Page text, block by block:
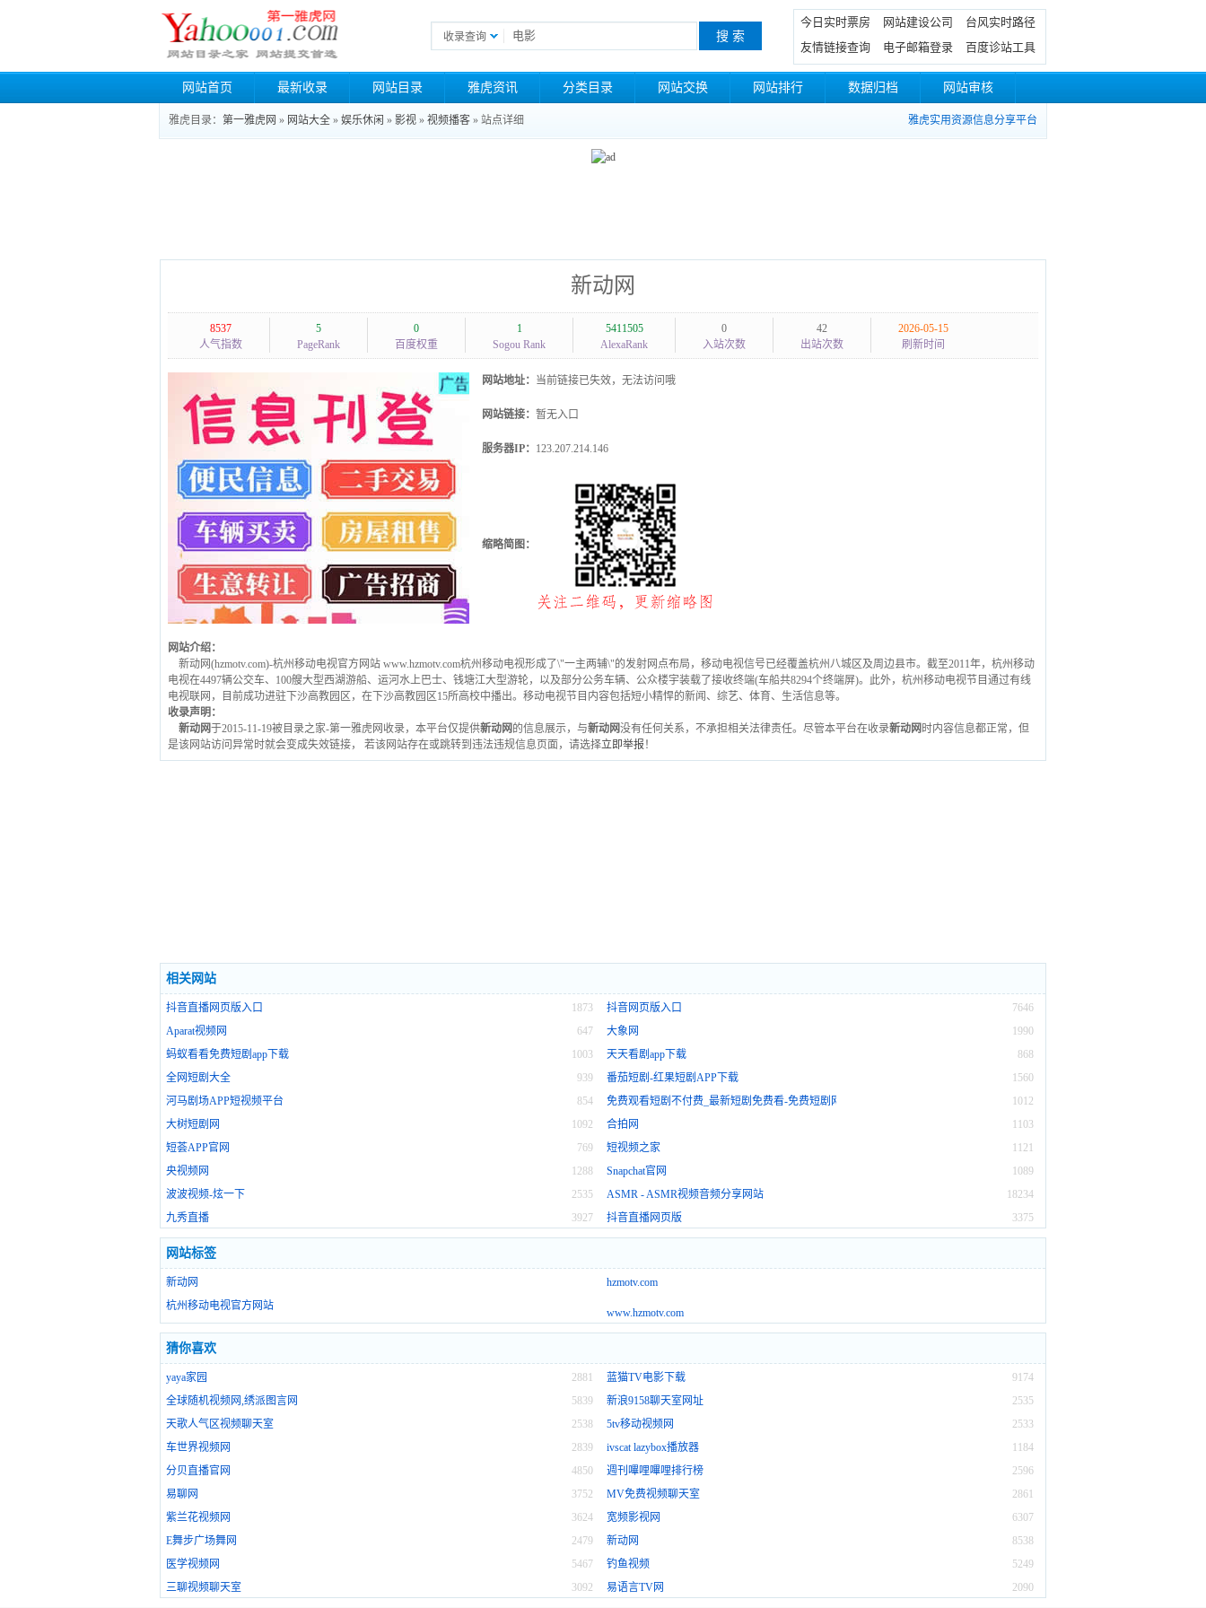
收录查询
今日实时票房 网站建设公司
台风实时路径
友情链接查询
电子邮箱登录 百度诊站工具
网站首页 最新收录 网站目录 雅虎资讯 分类目录 网站交换 网站排行 数据归档 网站审核
雅虎目录： 第一雅虎网 » 网站大全 » 娱乐休闲 » 影视 » 视频播客 » 站点详细 雅虎实用资源信息分享平台
新动网
8537
人气指数
5
PageRank
0
百度权重
1
Sogou Rank
5411505
AlexaRank
0
入站次数
42
出站次数
2026-05-15
刷新时间
网站地址： 当前链接已失效，无法访问哦
网站链接： 暂无入口
服务器IP： 123.207.214.146
缩略简图：
网站介绍：
新动网(hzmotv.com)-杭州移动电视官方网站 www.hzmotv.com杭州移动电视形成了\"一主两辅\"的发射网点布局，移动电视信号已经覆盖杭州八城区及周边县市。截至2011年，杭州移动
电视在4497辆公交车、100艘大型西湖游船、运河水上巴士、钱塘江大型游轮，以及部分公务车辆、公众楼宇装载了接收终端(车船共8294个终端屏)。此外，杭州移动电视节目通过有线
电视联网，目前成功进驻下沙高教园区，在下沙高教园区15所高校中播出。移动电视节目内容包括短小精悍的新闻、综艺、体育、生活信息等。
收录声明：
新动网于2015-11-19被目录之家-第一雅虎网收录，本平台仅提供新动网 的信息展示，与新动网没有任何关系，不承担相关法律责任。尽管本平台在收录新动网 时内容信息都正常，但
是该网站访问异常时就会变成失效链接， 若该网站存在或跳转到违法违规信息页面，请选择立即举报 ！
相关网站
1873
抖音直播网页版入口 7646
抖音网页版入口
647
Aparat视频网 1990
大象网
1003
蚂蚁看看免费短剧app下载 868
天天看剧app下载
939
全网短剧大全 1560
番茄短剧-红果短剧APP下载
854
河马剧场APP短视频平台 1012
免费观看短剧不付费_最新短剧免费看-免费短剧网
1092
大树短剧网 1103
合拍网
769
短荟APP官网 1121
短视频之家
1288
央视频网 1089
Snapchat官网
2535
波波视频-炫一下 18234
ASMR - ASMR视频音频分享网站
3927
九秀直播 3375
抖音直播网页版
网站标签
新动网
hzmotv.com
杭州移动电视官方网站
www.hzmotv.com
猜你喜欢
2881
yaya家园 9174
蓝猫TV电影下载
5839
全球随机视频网,绣派图言网 2535
新浪9158聊天室网址
2538
天歌人气区视频聊天室 2533
5tv移动视频网
2839
车世界视频网 1184
ivscat lazybox播放器
4850
分贝直播官网 2596
週刊嗶哩嗶哩排行榜
3752
易聊网 2861
MV免费视频聊天室
3624
紫兰花视频网 6307
宽频影视网
2479
E舞步广场舞网 8538
新动网
5467
医学视频网 5249
钓鱼视频
3092
三聊视频聊天室 2090
易语言TV网